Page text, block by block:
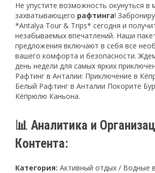
Не упустите возможность окунуться в
захватывающего рафтинга!
*Antalya Tour & Trips* сегодня и
незабываемых впечатлений. Наши
предложения включают в себя все
вашего комфорта и безопасности.
день недели для самых ярких
Рафтинг в Анталии: Приключение в
Белый Рафтинг в Анталии Покорите
Кёпрюлю Каньона.
📊 Аналитика и
Контента:
Категория: Активный отдых / Водные